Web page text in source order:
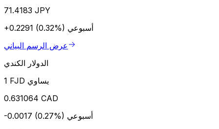
71.4183 JPY
+0.2291 (0.32%) أسبوعي
عرض الرسم البياني
الدولار الكندي
1 FJD يساوي
0.631064 CAD
-0.0017 (0.27%) أسبوعي